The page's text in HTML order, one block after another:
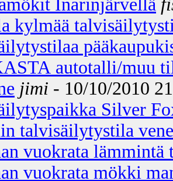
Inarinjärvellä
kylmää
autotalli/muu
jimi - 10/10/2010
Silver
talvisäilytystila
vuokrata
vuokrata mökki